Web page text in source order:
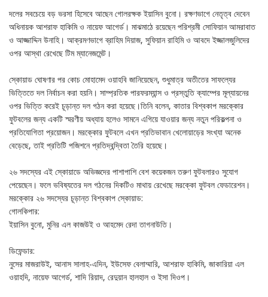
দলের সবচেয়ে বড় ভরসা হিসেবে আছেন গোলরক্ষক ইয়াসিন বুনো। রক্ষণভাগে নেতৃত্ব দেবেন
অধিনায়ক আশরাফ হাকিমি ও নায়েফ আগের্ড। মাঝমাঠে রয়েছেন পরিশ্রমী সোফিয়ান আমরাবাত
ও আজ্জাদ্দিন উনাহি। আক্রমণভাগে ব্রাহিম দিয়াজ, সুফিয়ান রাহিমি ও আবদে ইজ্জালজুলিদের
ওপর আস্থা রেখেছে টিম ম্যানেজমেন্ট।
স্কোয়াড ঘোষণার পর কোচ মোহামেদ ওয়াহবি জানিয়েছেন, শুধুমাত্র অতীতের সাফল্যের
ভিত্তিতে দল নির্বাচন করা হয়নি। সাম্প্রতিক পারফরম্যান্স ও প্রস্তুতি ক্যাম্পের মূল্যায়নের
ওপর ভিত্তি করেই চূড়ান্ত দল গঠন করা হয়েছে।তিনি বলেন, কাতার বিশ্বকাপ মরক্কোর
ফুটবলের জন্য একটি স্মরণীয় অধ্যায় হলেও সামনে এগিয়ে যাওয়ার জন্য নতুন পরিকল্পনা ও
প্রতিযোগিতা প্রয়োজন। মরক্কোর ফুটবলে এখন প্রতিভাবান খেলোয়াড়ের সংখ্যা অনেক
বেড়েছে, তাই প্রতিটি পজিশনে প্রতিদ্বন্দ্বিতা তৈরি হয়েছে।
২৬ সদস্যের এই স্কোয়াডে অভিজ্ঞদের পাশাপাশি বেশ কয়েকজন তরুণ ফুটবলারও সুযোগ
পেয়েছেন। ফলে ভবিষ্যতের দল গঠনের দিকটিও মাথায় রেখেছে মরক্কো ফুটবল ফেডারেশন।
মরক্কোর ২৬ সদস্যের চূড়ান্ত বিশ্বকাপ স্কোয়াড:
গোলকিপার:
ইয়াসিন বুনো, মুনির এল কাজউই ও আহমেদ রেদা তাগনাউতি।
ডিফেন্ডার:
নুসের মাজরাউই, আনাস সালাহ-এদিন, ইউসেফ বেলাম্মারি, আশরাফ হাকিমি, জাকারিয়া এল
ওয়াহদি, নায়েফ আগের্ড, শাদি রিয়াদ, রেদুয়ান হালহাল ও ইসা দিওপ।